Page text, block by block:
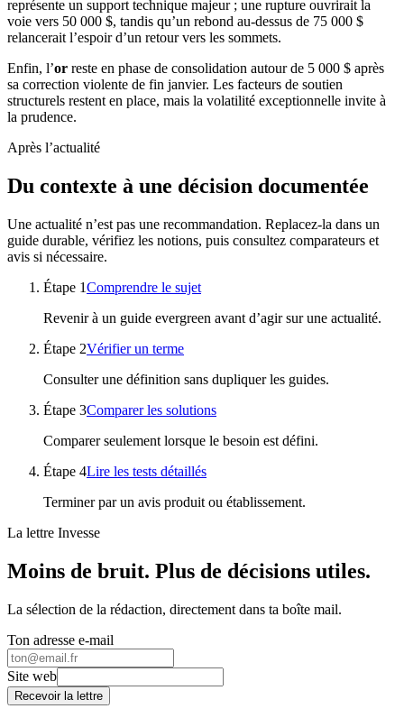
représente un support technique majeur ; une rupture ouvrirait la
voie vers 50 000 $, tandis qu’un rebond au-dessus de 75 000 $
relancerait l’espoir d’un retour vers les sommets.
Enfin, l’or reste en phase de consolidation autour de 5 000 $ après
sa correction violente de fin janvier. Les facteurs de soutien
structurels restent en place, mais la volatilité exceptionnelle invite à
la prudence.
Après l’actualité
Du contexte à une décision documentée
Une actualité n’est pas une recommandation. Replacez-la dans un
guide durable, vérifiez les notions, puis consultez comparateurs et
avis si nécessaire.
Étape 1Comprendre le sujet
Revenir à un guide evergreen avant d’agir sur une actualité.
Étape 2Vérifier un terme
Consulter une définition sans dupliquer les guides.
Étape 3Comparer les solutions
Comparer seulement lorsque le besoin est défini.
Étape 4Lire les tests détaillés
Terminer par un avis produit ou établissement.
La lettre Invesse
Moins de bruit. Plus de décisions utiles.
La sélection de la rédaction, directement dans ta boîte mail.
Ton adresse e-mail
Site web
Recevoir la lettre